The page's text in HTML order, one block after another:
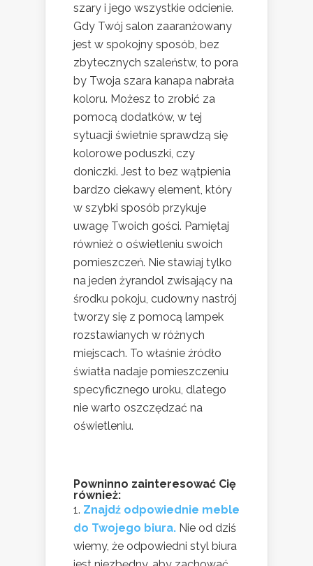
szary i jego wszystkie odcienie.
Gdy Twój salon zaaranżowany
jest w spokojny sposób, bez
zbytecznych szaleństw, to pora
by Twoja szara kanapa nabrała
koloru. Możesz to zrobić za
pomocą dodatków, w tej
sytuacji świetnie sprawdzą się
kolorowe poduszki, czy
doniczki. Jest to bez wątpienia
bardzo ciekawy element, który
w szybki sposób przykuje
uwagę Twoich gości. Pamiętaj
również o oświetleniu swoich
pomieszczeń. Nie stawiaj tylko
na jeden żyrandol zwisający na
środku pokoju, cudowny nastrój
tworzy się z pomocą lampek
rozstawianych w różnych
miejscach. To właśnie źródło
światła nadaje pomieszczeniu
specyficznego uroku, dlatego
nie warto oszczędzać na
oświetleniu.
Powninno zainteresować Cię
również:
Znajdź odpowiednie meble
do Twojego biura. Nie od dziś
wiemy, że odpowiedni styl biura